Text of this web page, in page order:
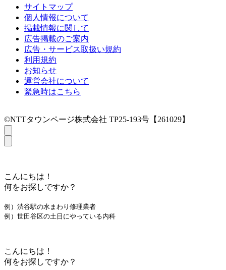
サイトマップ
個人情報について
掲載情報に関して
広告掲載のご案内
広告・サービス取扱い規約
利用規約
お知らせ
運営会社について
緊急時はこちら
©NTTタウンページ株式会社 TP25-193号【261029】
こんにちは！
何をお探しですか？
例）渋谷駅の水まわり修理業者
例）世田谷区の土日にやっている内科
こんにちは！
何をお探しですか？